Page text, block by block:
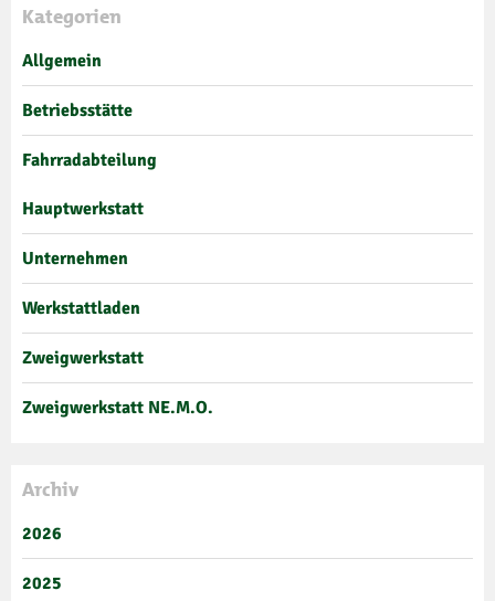
Kategorien
Allgemein
Betriebsstätte
Fahrradabteilung
Hauptwerkstatt
Unternehmen
Werkstattladen
Zweigwerkstatt
Zweigwerkstatt NE.M.O.
Archiv
2026
2025